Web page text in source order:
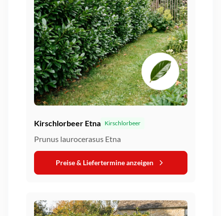
Kirschlorbeer Etna Kirschlorbeer
Prunus laurocerasus Etna
Preise & Liefertermine anzeigen